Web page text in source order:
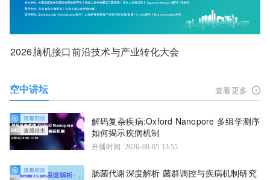
2026脑机接口前沿技术与产业转化大会
空中讲坛 查看更多
解码复杂疾病:Oxford Nanopore 多组学测序
如何揭示疾病机制
开播时间: 2026-08-05 13:55
肠菌代谢深度解析 菌群调控与疾病机制研究